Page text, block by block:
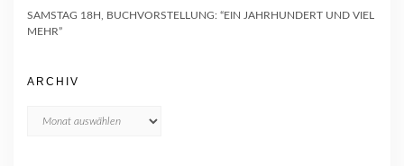
SAMSTAG 18H, BUCHVORSTELLUNG: “EIN JAHRHUNDERT UND VIEL
MEHR”
ARCHIV